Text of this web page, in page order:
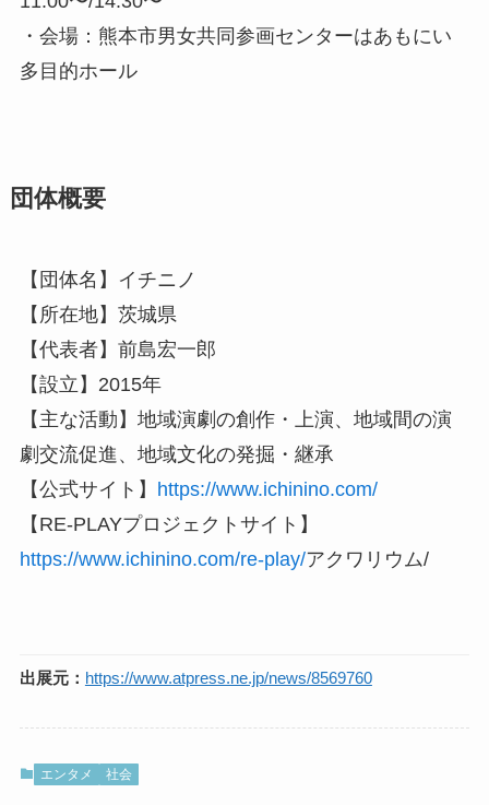
・会場：熊本市男女共同参画センターはあもにい
多目的ホール
団体概要
【団体名】イチニノ
【所在地】茨城県
【代表者】前島宏一郎
【設立】2015年
【主な活動】地域演劇の創作・上演、地域間の演
劇交流促進、地域文化の発掘・継承
【公式サイト】 https://www.ichinino.com/
【RE-PLAYプロジェクトサイト】
https://www.ichinino.com/re-play/アクワリウム/
出展元： https://www.atpress.ne.jp/news/8569760
エンタメ 社会